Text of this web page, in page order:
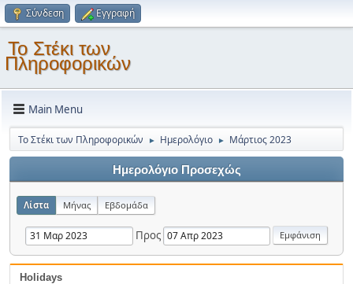
Σύνδεση Εγγραφή
Το Στέκι των
Πληροφορικών
Main Menu
Το Στέκι των Πληροφορικών ► Ημερολόγιο ► Μάρτιος 2023
Ημερολόγιο Προσεχώς
Λίστα Μήνας Εβδομάδα
Προς
Holidays